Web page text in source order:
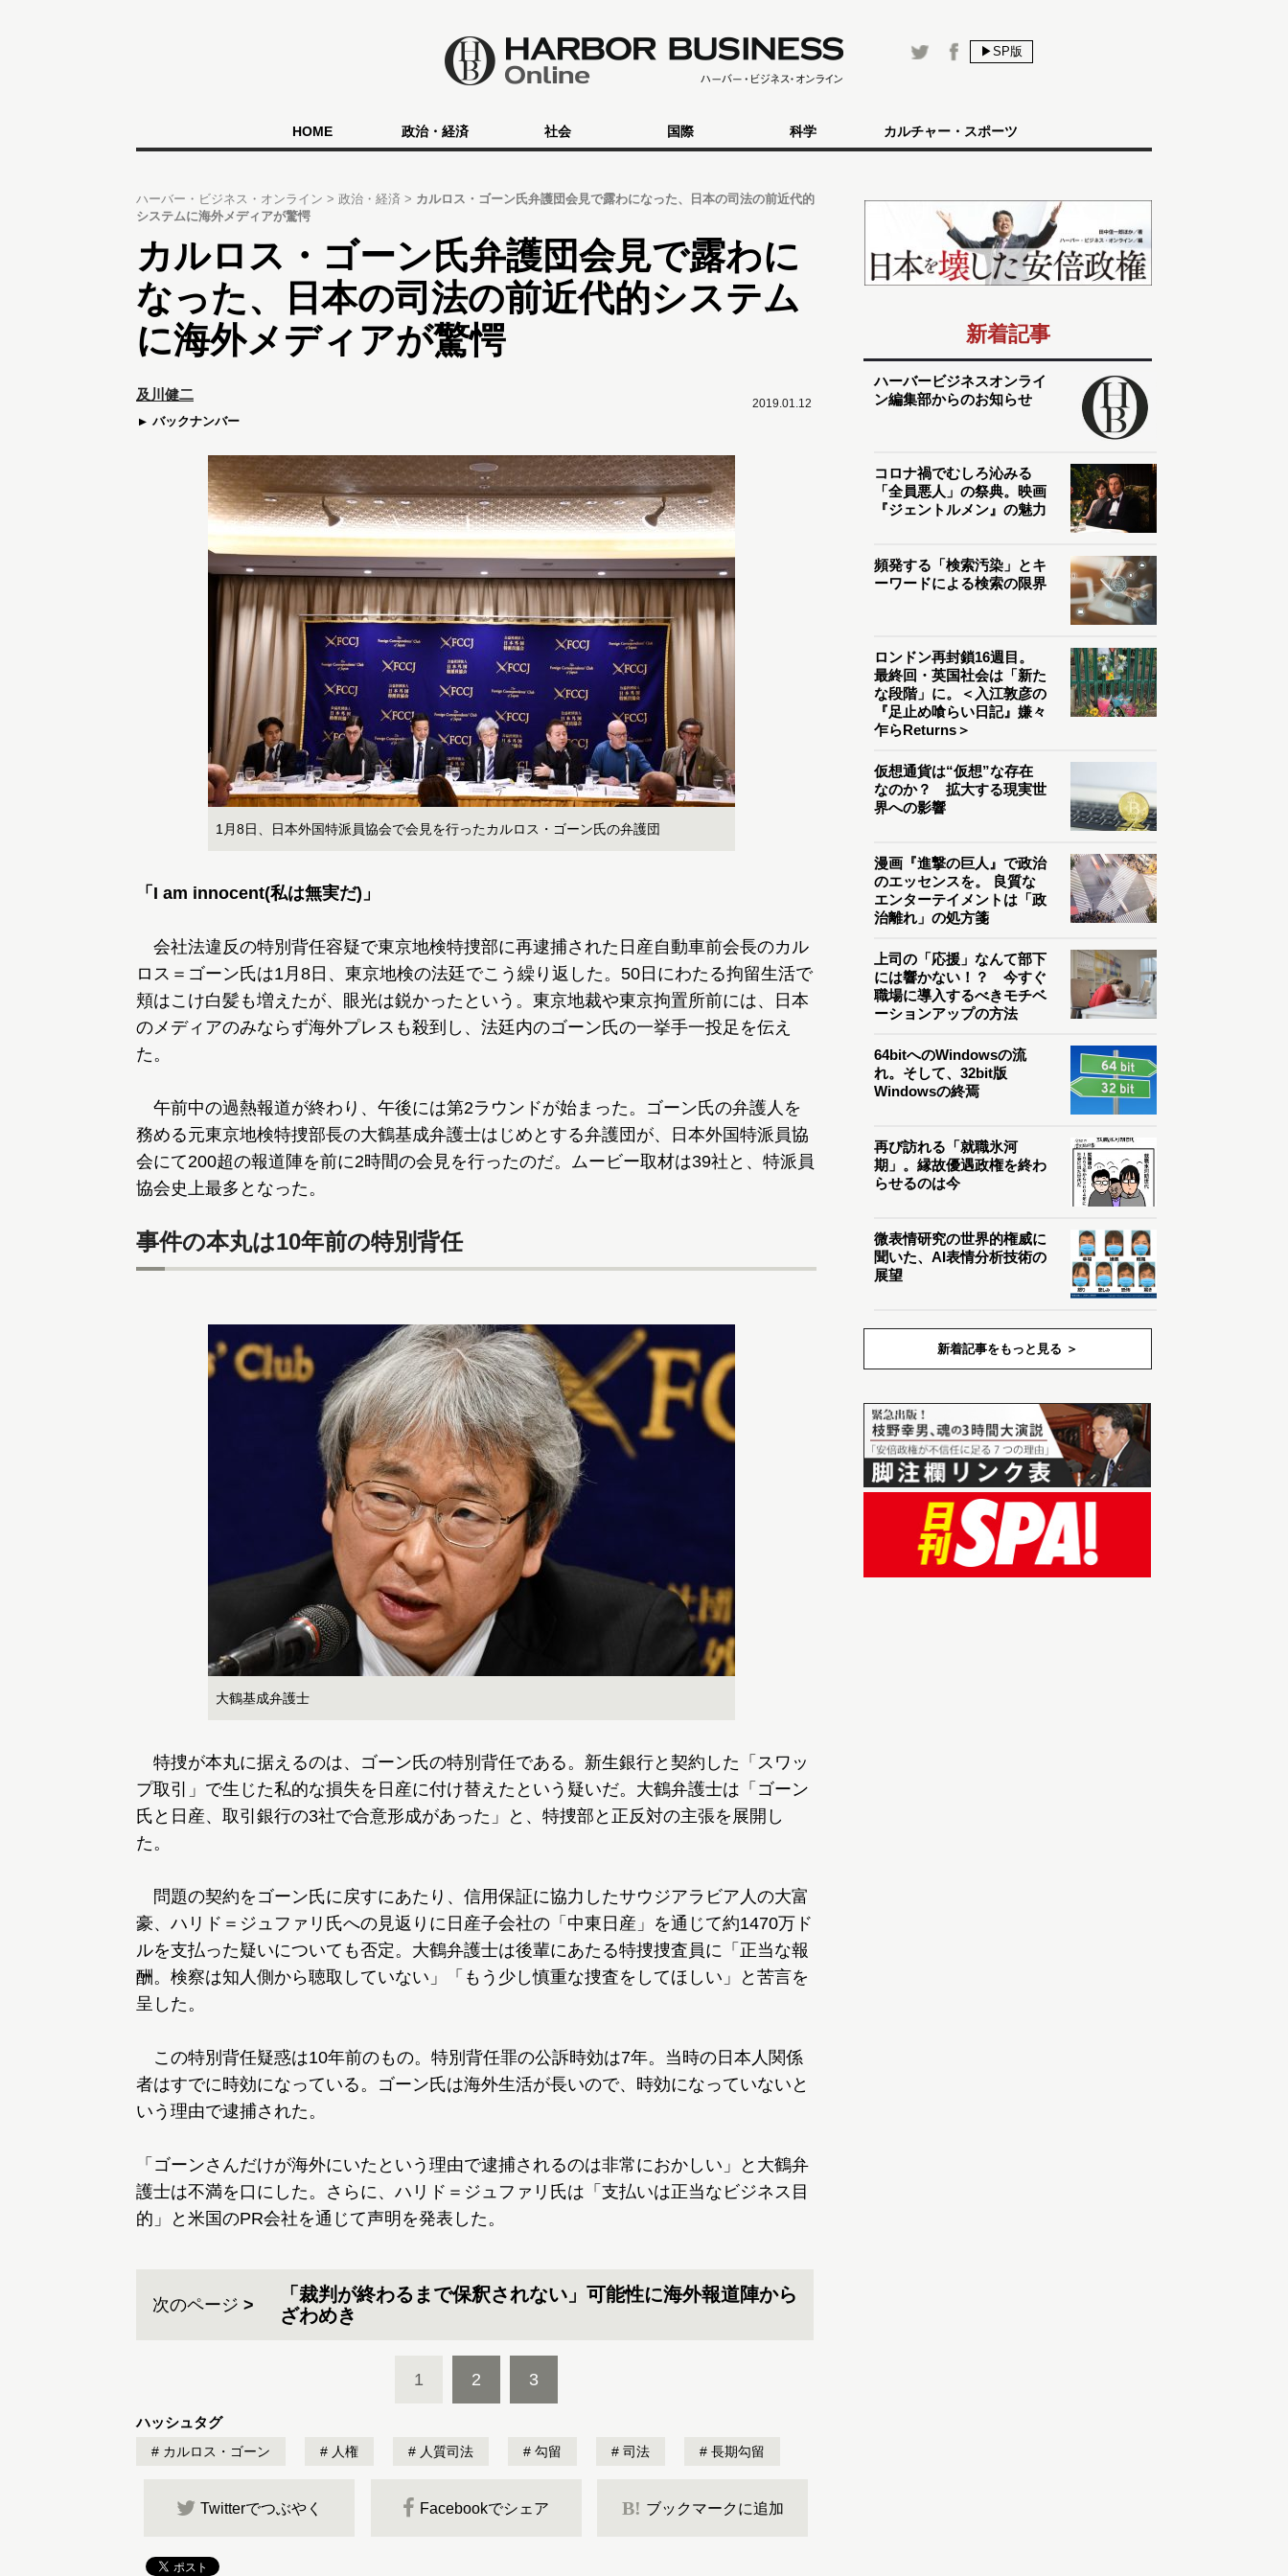
▶SP版
HOME 政治・経済 社会 国際 科学 カルチャー・スポーツ
ハーバー・ビジネス・オンライン 政治・経済
カルロス・ゴーン氏弁護団会見で露わになった、日本の司法の前近代的
システムに海外メディアが驚愕
カルロス・ゴーン氏弁護団会見で露わに
なった、日本の司法の前近代的システム
に海外メディアが驚愕
2019.01.12
及川健二
バックナンバー
1月8日、日本外国特派員協会で会見を行ったカルロス・ゴーン氏の弁護団
「I am innocent(私は無実だ)」
会社法違反の特別背任容疑で東京地検特捜部に再逮捕された日産自動車前会長のカル
ロス＝ゴーン氏は1月8日、東京地検の法廷でこう繰り返した。50日にわたる拘留生活で
頬はこけ白髪も増えたが、眼光は鋭かったという。東京地裁や東京拘置所前には、日本
のメディアのみならず海外プレスも殺到し、法廷内のゴーン氏の一挙手一投足を伝え
た。
午前中の過熱報道が終わり、午後には第2ラウンドが始まった。ゴーン氏の弁護人を
務める元東京地検特捜部長の大鶴基成弁護士はじめとする弁護団が、日本外国特派員協
会にて200超の報道陣を前に2時間の会見を行ったのだ。ムービー取材は39社と、特派員
協会史上最多となった。
事件の本丸は10年前の特別背任
大鶴基成弁護士
特捜が本丸に据えるのは、ゴーン氏の特別背任である。新生銀行と契約した「スワッ
プ取引」で生じた私的な損失を日産に付け替えたという疑いだ。大鶴弁護士は「ゴーン
氏と日産、取引銀行の3社で合意形成があった」と、特捜部と正反対の主張を展開し
た。
問題の契約をゴーン氏に戻すにあたり、信用保証に協力したサウジアラビア人の大富
豪、ハリド＝ジュファリ氏への見返りに日産子会社の「中東日産」を通じて約1470万ド
ルを支払った疑いについても否定。大鶴弁護士は後輩にあたる特捜捜査員に「正当な報
酬。検察は知人側から聴取していない」「もう少し慎重な捜査をしてほしい」と苦言を
呈した。
この特別背任疑惑は10年前のもの。特別背任罪の公訴時効は7年。当時の日本人関係
者はすでに時効になっている。ゴーン氏は海外生活が長いので、時効になっていないと
いう理由で逮捕された。
「ゴーンさんだけが海外にいたという理由で逮捕されるのは非常におかしい」と大鶴弁
護士は不満を口にした。さらに、ハリド＝ジュファリ氏は「支払いは正当なビジネス目
的」と米国のPR会社を通じて声明を発表した。
次のページ
「裁判が終わるまで保釈されない」可能性に海外報道陣から
ざわめき
1 2 3
ハッシュタグ
カルロス・ゴーン 人権 人質司法 勾留 司法 長期勾留
Twitterでつぶやく Facebookでシェア B! ブックマークに追加
新着記事
ハーバービジネスオンライ
ン編集部からのお知らせ
コロナ禍でむしろ沁みる
「全員悪人」の祭典。映画
『ジェントルメン』の魅力
頻発する「検索汚染」とキ
ーワードによる検索の限界
ロンドン再封鎖16週目。
最終回・英国社会は「新た
な段階」に。＜入江敦彦の
『足止め喰らい日記』嫌々
乍らReturns＞
仮想通貨は“仮想”な存在
なのか？ 拡大する現実世
界への影響
漫画『進撃の巨人』で政治
のエッセンスを。 良質な
エンターテイメントは「政
治離れ」の処方箋
上司の「応援」なんて部下
には響かない！？ 今すぐ
職場に導入するべきモチベ
ーションアップの方法
64bitへのWindowsの流
れ。そして、32bit版
Windowsの終焉
再び訪れる「就職氷河
期」。縁故優遇政権を終わ
らせるのは今
微表情研究の世界的権威に
聞いた、AI表情分析技術の
展望
新着記事をもっと見る